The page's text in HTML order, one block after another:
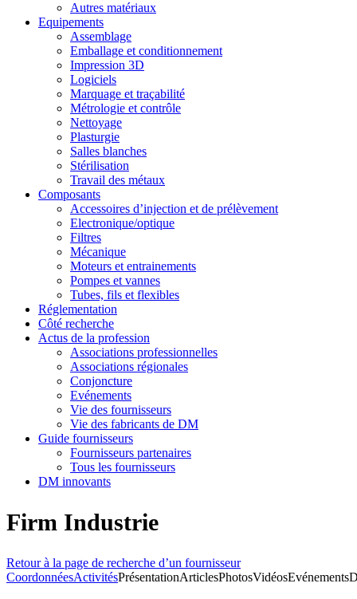
Autres matériaux
Equipements
Assemblage
Emballage et conditionnement
Impression 3D
Logiciels
Marquage et traçabilité
Métrologie et contrôle
Nettoyage
Plasturgie
Salles blanches
Stérilisation
Travail des métaux
Composants
Accessoires d’injection et de prélèvement
Electronique/optique
Filtres
Mécanique
Moteurs et entrainements
Pompes et vannes
Tubes, fils et flexibles
Réglementation
Côté recherche
Actus de la profession
Associations professionnelles
Associations régionales
Conjoncture
Evénements
Vie des fournisseurs
Vie des fabricants de DM
Guide fournisseurs
Fournisseurs partenaires
Tous les fournisseurs
DM innovants
Firm Industrie
Retour à la page de recherche d’un fournisseur
CoordonnéesActivitésPrésentationArticlesPhotosVidéosEvénements